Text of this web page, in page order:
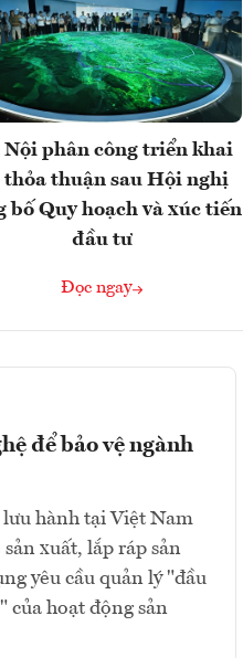
Nội phân công triển khai
thỏa thuận sau Hội nghị
bố Quy hoạch và xúc tiến
đầu tư
Đọc ngay
để bảo vệ ngành
hành tại Việt Nam
xuất, lắp ráp sản
yêu cầu quản lý "đầu
của hoạt động sản